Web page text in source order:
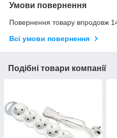
Умови повернення
Повернення товару впродовж
Всі умови повернення
Подібні товари компанії